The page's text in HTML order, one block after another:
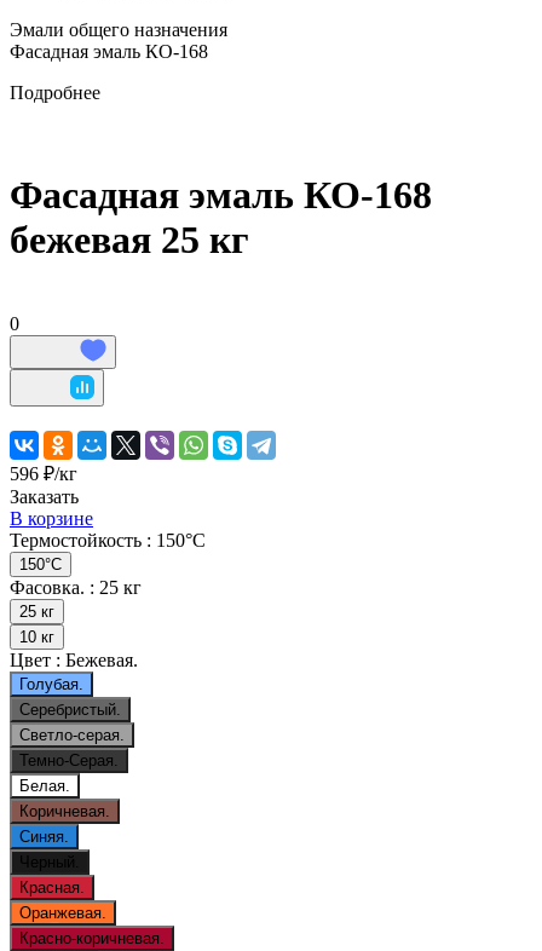
Эмали общего назначения
Фасадная эмаль КО-168
Подробнее
Фасадная эмаль КО-168
бежевая 25 кг
0
596 ₽/кг
Заказать
В корзине
Термостойкость : 150°C
150°C
Фасовка. : 25 кг
25 кг
10 кг
Цвет : Бежевая.
Голубая.
Серебристый.
Светло-серая.
Темно-Серая.
Белая.
Коричневая.
Синяя.
Черный.
Красная.
Оранжевая.
Красно-коричневая.